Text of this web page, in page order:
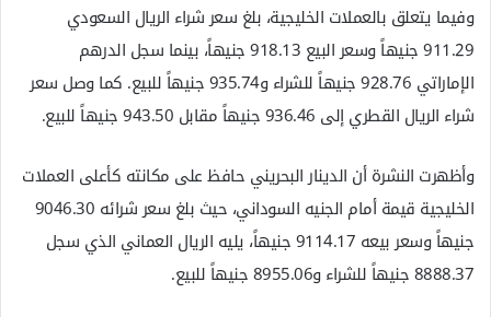
وفيما يتعلق بالعملات الخليجية، بلغ سعر شراء الريال السعودي
911.29 جنيهاً وسعر البيع 918.13 جنيهاً، بينما سجل الدرهم
الإماراتي 928.76 جنيهاً للشراء و935.74 جنيهاً للبيع. كما وصل سعر
شراء الريال القطري إلى 936.46 جنيهاً مقابل 943.50 جنيهاً للبيع.
وأظهرت النشرة أن الدينار البحريني حافظ على مكانته كأعلى العملات
الخليجية قيمة أمام الجنيه السوداني، حيث بلغ سعر شرائه 9046.30
جنيهاً وسعر بيعه 9114.17 جنيهاً، يليه الريال العماني الذي سجل
8888.37 جنيهاً للشراء و8955.06 جنيهاً للبيع.